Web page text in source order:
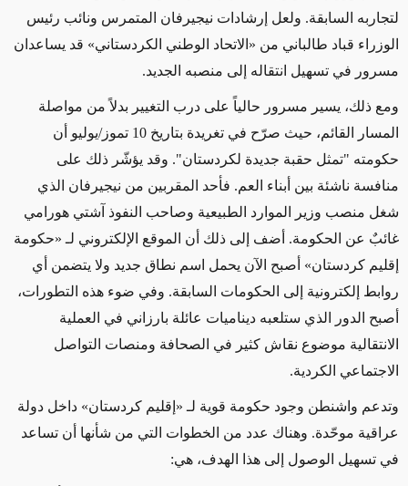
لتجاربه السابقة. ولعل إرشادات نيجيرفان المتمرس ونائب رئيس
الوزراء قباد طالباني من «الاتحاد الوطني الكردستاني» قد يساعدان
مسرور في تسهيل انتقاله إلى منصبه الجديد.
ومع ذلك، يسير مسرور حالياً على درب التغيير بدلاً من مواصلة
المسار القائم، حيث صرّح في تغريدة بتاريخ 10 تموز/يوليو أن
حكومته "تمثل حقبة جديدة لكردستان". وقد يؤشّر ذلك على
منافسة ناشئة بين أبناء العم. فأحد المقربين من نيجيرفان الذي
شغل منصب وزير الموارد الطبيعية وصاحب النفوذ آشتي هورامي
غائبٌ عن الحكومة. أضف إلى ذلك أن الموقع الإلكتروني لـ «حكومة
إقليم كردستان» أصبح الآن يحمل اسم نطاق جديد ولا يتضمن أي
روابط إلكترونية إلى الحكومات السابقة. وفي ضوء هذه التطورات،
أصبح الدور الذي ستلعبه ديناميات عائلة بارزاني في العملية
الانتقالية موضوع نقاش كثير في الصحافة ومنصات التواصل
الاجتماعي الكردية.
وتدعم واشنطن وجود حكومة قوية لـ «إقليم كردستان» داخل دولة
عراقية موحّدة. وهناك عدد من الخطوات التي من شأنها أن تساعد
في تسهيل الوصول إلى هذا الهدف، هي: